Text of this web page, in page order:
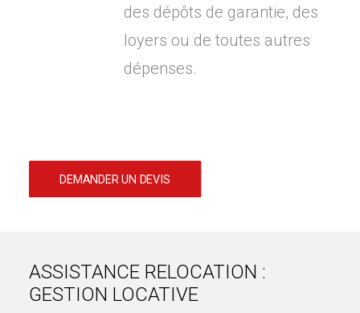
des dépôts de garantie, des
loyers ou de toutes autres
dépenses.
DEMANDER UN DEVIS
ASSISTANCE RELOCATION :
GESTION LOCATIVE